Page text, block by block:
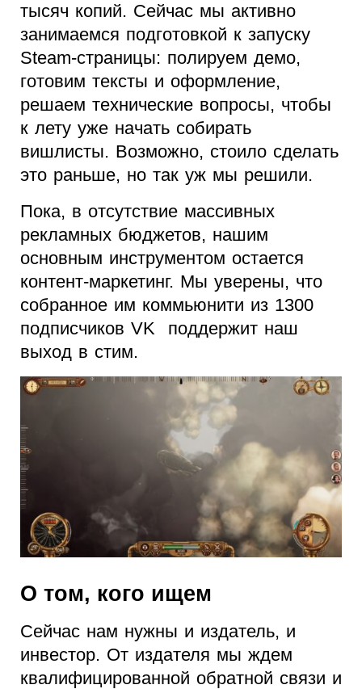
тысяч копий. Сейчас мы активно
занимаемся подготовкой к запуску
Steam-страницы: полируем демо,
готовим тексты и оформление,
решаем технические вопросы, чтобы
к лету уже начать собирать
вишлисты. Возможно, стоило сделать
это раньше, но так уж мы решили.
Пока, в отсутствие массивных
рекламных бюджетов, нашим
основным инструментом остается
контент-маркетинг. Мы уверены, что
собранное им коммьюнити из 1300
подписчиков VK поддержит наш
выход в стим.
О том, кого ищем
Сейчас нам нужны и издатель, и
инвестор. От издателя мы ждем
квалифицированной обратной связи и